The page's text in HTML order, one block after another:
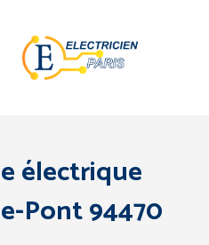
électrique
Pont 94470